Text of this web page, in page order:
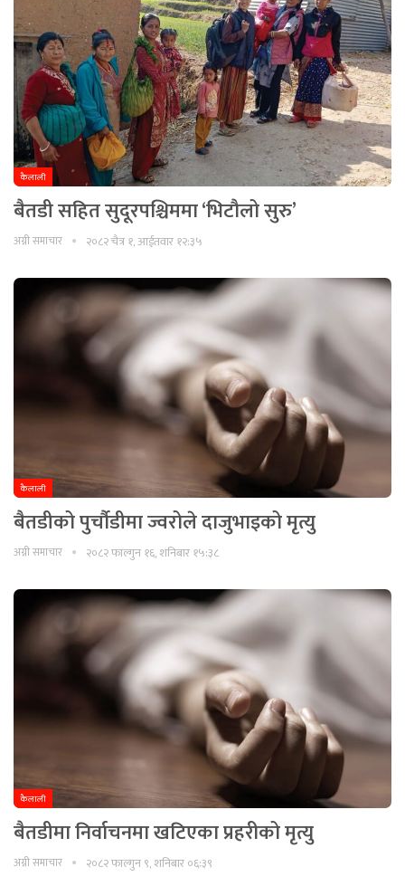
कैलाली
बैतडी सहित सुदूरपश्चिममा ‘भिटौलो सुरु’
अग्नी समाचार २०८२ चैत्र १, आईतवार १२:३५
कैलाली
बैतडीको पुर्चौडीमा ज्वरोले दाजुभाइको मृत्यु
अग्नी समाचार २०८२ फाल्गुन १६, शनिबार १५:३८
कैलाली
बैतडीमा निर्वाचनमा खटिएका प्रहरीको मृत्यु
अग्नी समाचार २०८२ फाल्गुन ९, शनिबार ०६:३९